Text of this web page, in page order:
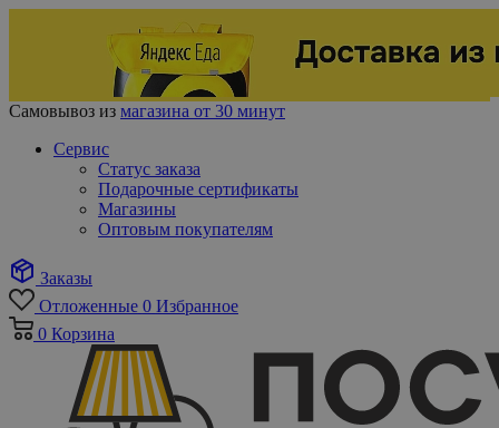
Самовывоз из магазина от 30 минут
Сервис
Статус заказа
Подарочные сертификаты
Магазины
Оптовым покупателям
Заказы
Отложенные 0 Избранное
0 Корзина